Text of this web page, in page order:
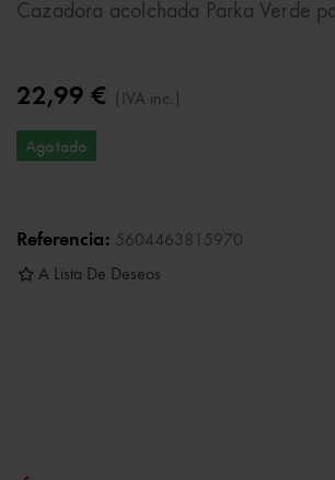
Cazadora acolchada Parka Verde
22,99 € (IVA inc.)
Agotado
Referencia: 5604463815970
A Lista De Deseos